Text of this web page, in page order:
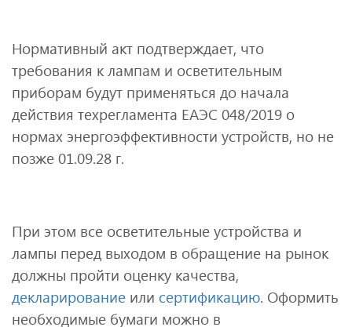
Нормативный акт подтверждает, что
требования к лампам и осветительным
приборам будут применяться до начала
действия техрегламента ЕАЭС 048/2019 о
нормах энергоэффективности устройств, но не
позже 01.09.28 г.
При этом все осветительные устройства и
лампы перед выходом в обращение на рынок
должны пройти оценку качества,
декларирование или сертификацию. Оформить
необходимые бумаги можно в